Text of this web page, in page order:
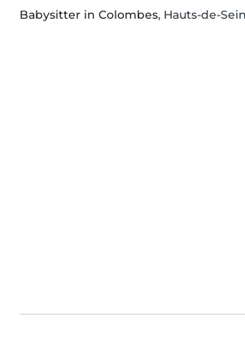
Babysitter in Colombes, Hauts-de-